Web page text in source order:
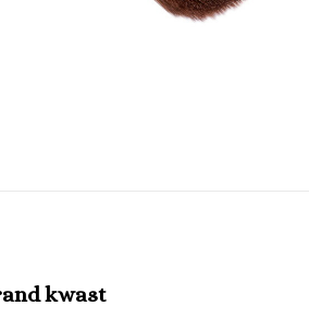
kwast